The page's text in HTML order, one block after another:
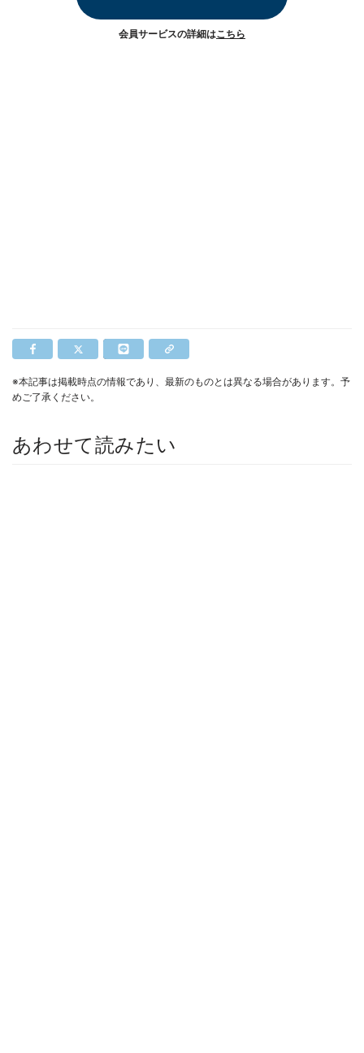
会員サービスの詳細はこちら
※本記事は掲載時点の情報であり、最新のものとは異なる場合があります。予
めご了承ください。
あわせて読みたい